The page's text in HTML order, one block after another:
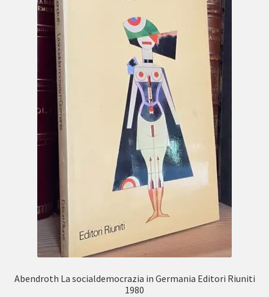
Abendroth La socialdemocrazia in Germania Editori Riuniti
1980